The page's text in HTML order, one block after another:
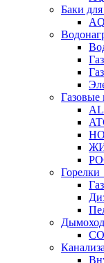
Баки
Газовые
Горелки